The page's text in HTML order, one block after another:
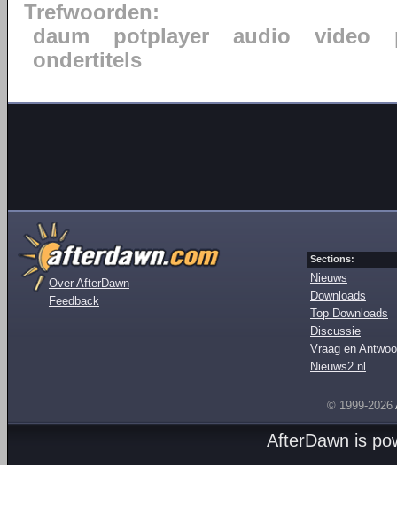
Trefwoorden:
daum
potplayer audio video
ondertitels
Over AfterDawn
Feedback
Sections:
Nieuws
Downloads
Top Downloads
Discussie
Vraag en
Nieuws2.nl
© 1999-2026
AfterDawn is